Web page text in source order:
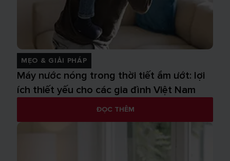
MẸO & GIẢI PHÁP
Máy nước nóng trong thời tiết ẩm ướt: lợi
ích thiết yếu cho các gia đình Việt Nam
ĐỌC THÊM